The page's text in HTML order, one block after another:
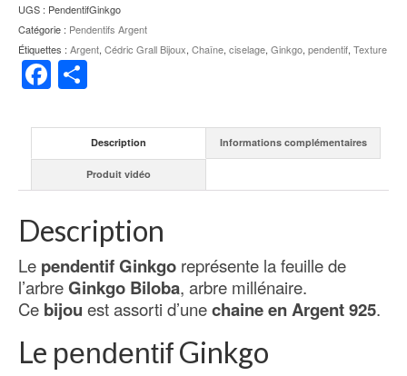
UGS : PendentifGinkgo
Catégorie : Pendentifs Argent
Étiquettes : Argent, Cédric Grall Bijoux, Chaîne, ciselage, Ginkgo, pendentif, Texture
Facebook
Description Informations complémentaires
Produit vidéo
Description
Le pendentif Ginkgo représente la feuille de
l’arbreGinkgo Biloba, arbre millénaire.
Ce bijou est assorti d’unechaine en Argent 925.
Le pendentifGinkgo